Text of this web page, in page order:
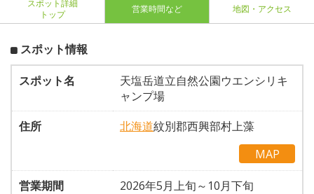
スポット詳細
トップ
営業時間など 地図・アクセス
スポット情報
スポット名
天塩岳道立自然公園ウエンシリキ
ャンプ場
住所
北海道紋別郡西興部村上藻
MAP
営業期間
2026年5月上旬～10月下旬